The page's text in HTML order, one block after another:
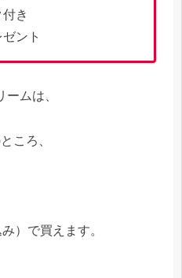
き
ント
ムは、
ころ、
）で買えます。